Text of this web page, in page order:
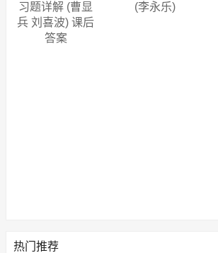
习题详解 (曹显
兵 刘喜波) 课后
答案
(李永乐)
热门推荐